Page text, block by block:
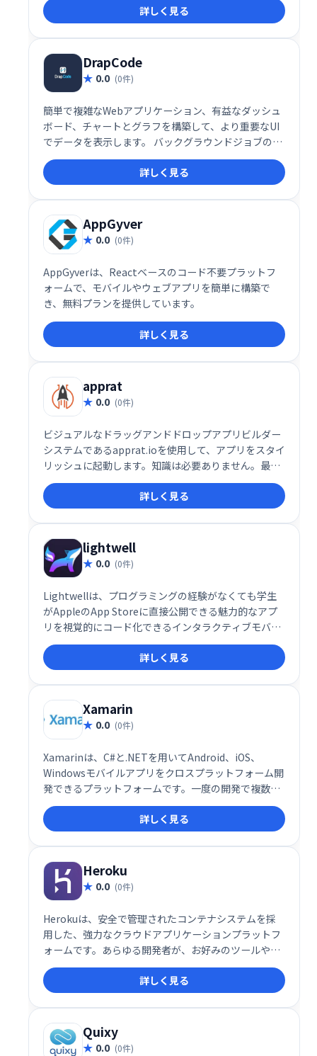
詳しく見る
DrapCode
0.0 (0件)
簡単で複雑なWebアプリケーション、有益なダッシュ
ボード、チャートとグラフを構築して、より重要なUI
でデータを表示します。 バックグラウンドジョブの実
行、外部API呼び出し、セキュアなSSLレイヤーを介し
たデータの送受信。 ユーザーのさまざまな階層などの
役割と権限、およびアクセス制御を管理します。
詳しく見る
AppGyver
0.0 (0件)
AppGyverは、Reactベースのコード不要プラットフ
ォームで、モバイルやウェブアプリを簡単に構築で
き、無料プランを提供しています。
詳しく見る
apprat
0.0 (0件)
ビジュアルなドラッグアンドドロップアプリビルダー
システムであるapprat.ioを使用して、アプリをスタイ
リッシュに起動します。知識は必要ありません。最初
の30日間は無料です。いつでもキャンセルできます。
詳しく見る
lightwell
0.0 (0件)
Lightwellは、プログラミングの経験がなくても学生
がAppleのApp Storeに直接公開できる魅力的なアプ
リを視覚的にコード化できるインタラクティブモバイ
ルアプリを作成して起動するためのクリエイティブツ
ールです。
詳しく見る
Xamarin
0.0 (0件)
Xamarinは、C#と.NETを用いてAndroid、iOS、
Windowsモバイルアプリをクロスプラットフォーム開
発できるプラットフォームです。一度の開発で複数の
OSに対応するアプリを提供できるため、開発効率を大
幅に向上させます。各プラットフォーム向けの個別開
発が不要な利便性から、開発者やデザイナーに広く利
用されています。コスト削減と迅速な開発を実現した
い企業に最適なソリューションです。
詳しく見る
Heroku
0.0 (0件)
Herokuは、安全で管理されたコンテナシステムを採
用した、強力なクラウドアプリケーションプラットフ
ォームです。あらゆる開発者が、お好みのツールや言
語でアプリ開発・運用が可能。企業に必要な制御と信
頼性を確保しつつ、柔軟性と信頼性を提供します。堅
牢なエコシステムと統合データサービスにより、最新
アプリケーションの導入と保守を簡素化します。様々
な言語に対応し、スムーズな開発ワークフローを実現
します。
詳しく見る
Quixy
0.0 (0件)